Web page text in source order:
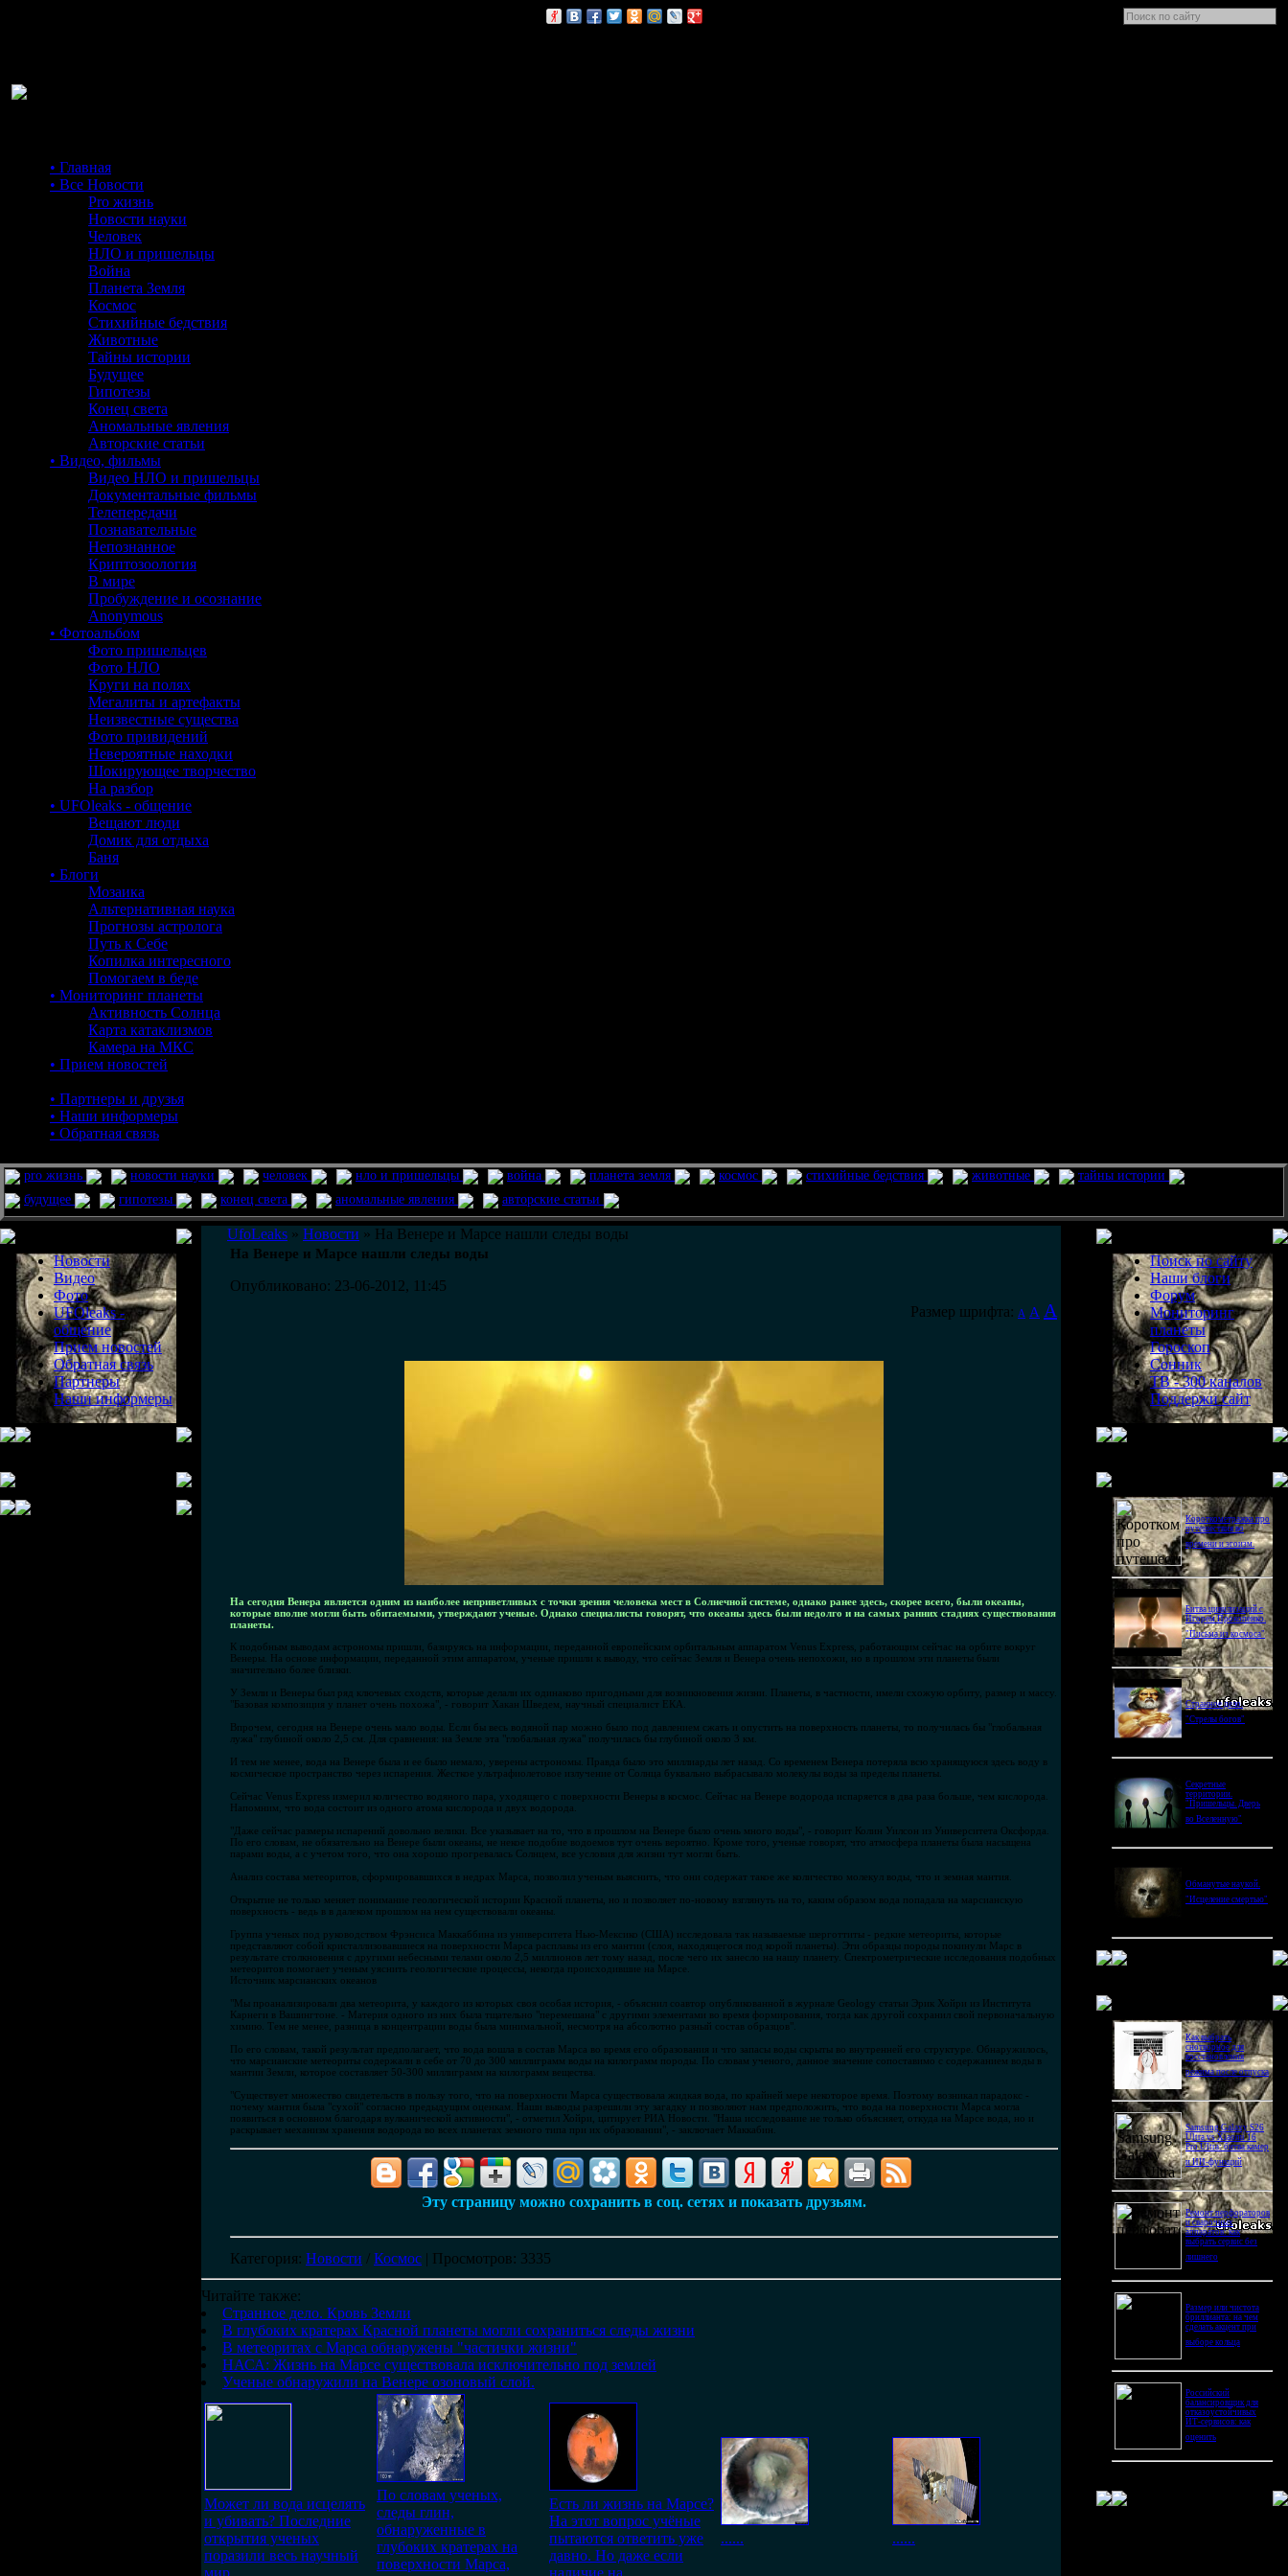
• Главная
• Все Новости
Pro жизнь
Новости науки
Человек
НЛО и пришельцы
Война
Планета Земля
Космос
Стихийные бедствия
Животные
Тайны истории
Будущее
Гипотезы
Конец света
Аномальные явления
Авторские статьи
• Видео, фильмы
Видео НЛО и пришельцы
Документальные фильмы
Телепередачи
Познавательные
Непознанное
Криптозоология
В мире
Пробуждение и осознание
Anonymous
• Фотоальбом
Фото пришельцев
Фото НЛО
Круги на полях
Мегалиты и артефакты
Неизвестные существа
Фото привидений
Невероятные находки
Шокирующее творчество
На разбор
• UFOleaks - общение
Вещают люди
Домик для отдыха
Баня
• Блоги
Мозаика
Альтернативная наука
Прогнозы астролога
Путь к Себе
Копилка интересного
Помогаем в беде
• Мониторинг планеты
Активность Солнца
Карта катаклизмов
Камера на МКС
• Прием новостей
• Партнеры и друзья
• Наши информеры
• Обратная связь
pro жизнь новости науки человек нло и пришельцы война планета земля космос стихийные бедствия животные
тайны истории
будущее
гипотезы конец света аномальные явления авторские статьи
Новости
Видео
Фото
UFOleaks -
общение
Прием новостей
Обратная связь
Партнеры
Наши информеры
UfoLeaks » Новости » На Венере и Марсе нашли следы воды
На Венере и Марсе нашли следы воды
Опубликовано: 23-06-2012, 11:45
Размер шрифта: A A A
На сегодня Венера является одним из наиболее неприветливых с точки зрения человека мест в Солнечной системе, однако ранее здесь, скорее всего, были океаны,
которые вполне могли быть обитаемыми, утверждают ученые. Однако специалисты говорят, что океаны здесь были недолго и на самых ранних стадиях существования
планеты.
К подобным выводам астрономы пришли, базируясь на информации, переданной европейским орбитальным аппаратом Venus Express, работающим сейчас на орбите вокруг
Венеры. На основе информации, переданной этим аппаратом, ученые пришли к выводу, что сейчас Земля и Венера очень непохожи, но в прошлом эти планеты были
значительно более близки.
У Земли и Венеры был ряд ключевых сходств, которые делали их одинаково пригодными для возникновения жизни. Планеты, в частности, имели схожую орбиту, размер и массу.
"Базовая композиция у планет очень похожа", - говорит Хакан Шведем, научный специалист ЕКА.
Впрочем, сегодня на Венере очень мало воды. Если бы весь водяной пар можно было под давлением сжать и опустить на поверхность планеты, то получилась бы "глобальная
лужа" глубиной около 2,5 см. Для сравнения: на Земле эта "глобальная лужа" получилась бы глубиной около 3 км.
И тем не менее, вода на Венере была и ее было немало, уверены астрономы. Правда было это миллиарды лет назад. Со временем Венера потеряла всю хранящуюся здесь воду в
космическое пространство через испарения. Жесткое ультрафиолетовое излучение от Солнца буквально выбрасывало молекулы воды за пределы планеты.
Сейчас Venus Express измерил количество водяного пара, уходящего с поверхности Венеры в космос. Сейчас на Венере водорода испаряется в два раза больше, чем кислорода.
Напомним, что вода состоит из одного атома кислорода и двух водорода.
"Даже сейчас размеры испарений довольно велики. Все указывает на то, что в прошлом на Венере было очень много воды", - говорит Колин Уилсон из Университета Оксфорда.
По его словам, не обязательно на Венере были океаны, не некое подобие водоемов тут очень вероятно. Кроме того, ученые говорят, что атмосфера планеты была насыщена
парами воды, а с учетом того, что она хорошо прогревалась Солнцем, все условия для жизни тут могли быть.
Анализ состава метеоритов, сформировавшихся в недрах Марса, позволил ученым выяснить, что они содержат такое же количество молекул воды, что и земная мантия.
Открытие не только меняет понимание геологической истории Красной планеты, но и позволяет по-новому взглянуть на то, каким образом вода попадала на марсианскую
поверхность - ведь в в далеком прошлом на нем существовали океаны.
Группа ученых под руководством Фрэнсиса Маккаббина из университета Нью-Мексико (США) исследовала так называемые шерготтиты - редкие метеориты, которые
представляют собой кристаллизовавшиеся на поверхности Марса расплавы из его мантии (слоя, находящегося под корой планеты). Эти образцы породы покинули Марс в
результате столкновения с другими небесными телами около 2,5 миллионов лет тому назад, после чего их занесло на нашу планету. Спектрометрические исследования подобных
метеоритов помогает ученым уяснить геологические процессы, некогда происходившие на Марсе.
Источник марсианских океанов
"Мы проанализировали два метеорита, у каждого из которых своя особая история, - объяснил соавтор опубликованной в журнале Geology статьи Эрик Хойри из Института
Карнеги в Вашингтоне. - Материя одного из них была тщательно "перемешана" с другими элементами во время формирования, тогда как другой сохранил свой первоначальную
химию. Тем не менее, разница в концентрации воды была минимальной, несмотря на абсолютно разный состав образцов".
По его словам, такой результат предполагает, что вода вошла в состав Марса во время его образования и что запасы воды скрыты во внутренней его структуре. Обнаружилось,
что марсианские метеориты содержали в себе от 70 до 300 миллиграмм воды на килограмм породы. По словам ученого, данное значение сопоставимо с содержанием воды в
мантии Земли, которое составляет 50-300 миллиграмм на килограмм вещества.
"Существует множество свидетельств в пользу того, что на поверхности Марса существовала жидкая вода, по крайней мере некоторое время. Поэтому возникал парадокс -
почему мантия была "сухой" согласно предыдущим оценкам. Наши выводы разрешили эту загадку и позволяют нам предположить, что вода на поверхности Марса могла
появиться в основном благодаря вулканической активности", - отметил Хойри, цитирует РИА Новости. "Наша исследование не только объясняет, откуда на Марсе вода, но и
раскрывает механизм хранения водорода во всех планетах земного типа при их образовании", - заключает Маккабин.
Эту страницу можно сохранить в соц. сетях и показать друзьям.
Категория: Новости / Космос | Просмотров: 3335
Читайте также:
Странное дело. Кровь Земли
В глубоких кратерах Красной планеты могли сохраниться следы жизни
В метеоритах с Марса обнаружены "частички жизни"
НАСА: Жизнь на Марсе существовала исключительно под землей
Ученые обнаружили на Венере озоновый слой.
Может ли вода исцелять
и убивать? Последние
открытия ученых
поразили весь научный
мир.
По словам ученых,
следы глин,
обнаруженные в
глубоких кратерах на
поверхности Марса,
Есть ли жизнь на Марсе?
На этот вопрос учёные
пытаются ответить уже
давно. Но даже если
наличие на
...... ......
Поиск по сайту
Наши блоги
Форум
Мониторинг
планеты
Гороскоп
Сонник
ТВ - 300 каналов
Поддержи сайт
Короткометражка про
путешествия во
времени и эгоизм.
Битва цивилизаций с
Игорем Прокопенко.
"Письма из космоса"
Странное дело.
"Стрелы богов"
Секретные
территории.
"Пришельцы. Дверь
во Вселенную"
Обманутые наукой.
"Исцеление смертью"
Как выбрать
снотворное для
восстановления
режима после отпуска
Samsung Galaxy S26
Ultra vs Xiaomi 16
Pro Ultra: битва камер
и ИИ-функций
Ремонт перфораторов
и сварочных
аппаратов: как
выбрать сервис без
лишнего
Размер или чистота
бриллианта: на чем
сделать акцент при
выборе кольца
Российский
балансировщик для
отказоустойчивых
ИТ-сервисов: как
оценить